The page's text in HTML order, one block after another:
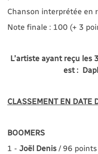
Chanson interprétée en
Note finale : 100 (+ 3
L’artiste ayant reçu les
est :
CLASSEMENT EN DATE
BOOMERS
1 - Joël Denis / 96 points